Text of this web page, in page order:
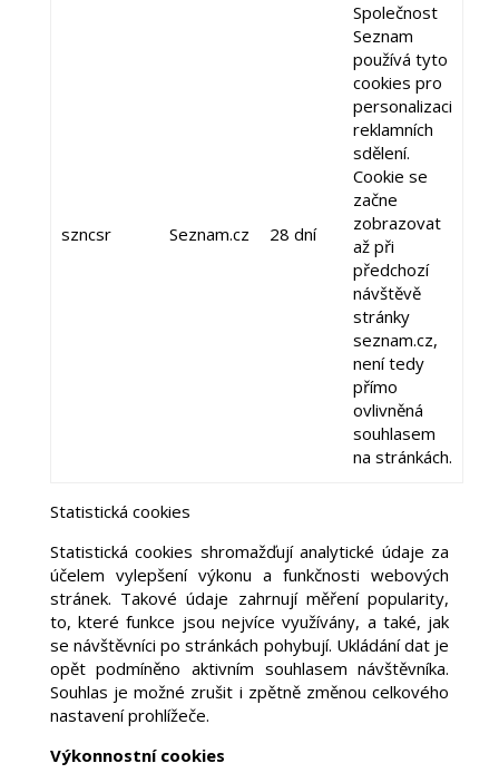
szncsr Seznam.cz 28 dní
Společnost
Seznam
používá tyto
cookies pro
personalizaci
reklamních
sdělení.
Cookie se
začne
zobrazovat
až při
předchozí
návštěvě
stránky
seznam.cz,
není tedy
přímo
ovlivněná
souhlasem
na stránkách.
Statistická cookies
Statistická cookies shromažďují analytické údaje za
účelem vylepšení výkonu a funkčnosti webových
stránek. Takové údaje zahrnují měření popularity,
to, které funkce jsou nejvíce využívány, a také, jak
se návštěvníci po stránkách pohybují. Ukládání dat je
opět podmíněno aktivním souhlasem návštěvníka.
Souhlas je možné zrušit i zpětně změnou celkového
nastavení prohlížeče.
Výkonnostní cookies